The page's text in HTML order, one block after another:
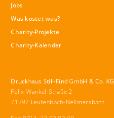
Jobs
Was kostet was?
Charity-Projekte
Charity-Kalender
Druckhaus Stil+Find GmbH & Co. KG
Felix-Wankel-Straße 2
71397 Leutenbach-Nellmersbach